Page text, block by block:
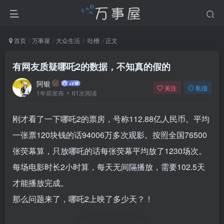
首页 万事屋 大众生活 吐槽 正文
有网友质疑哪吒2的数据，不知真的假的
阿银
1年前发布 61次阅读
关注 私信
刚才看了一下哪吒2的票房，号称112.88亿人民币。平均
一张票120块钱的话94006万多次观影。按照全国76500
张荧幕算，只放哪吒的话每张荧幕平均放了1230场次。
每场电影时长2小时算，每天无间隔播放，需要102.5天
才能播放完成。
那么问题来了，哪吒2上映了多少天？！